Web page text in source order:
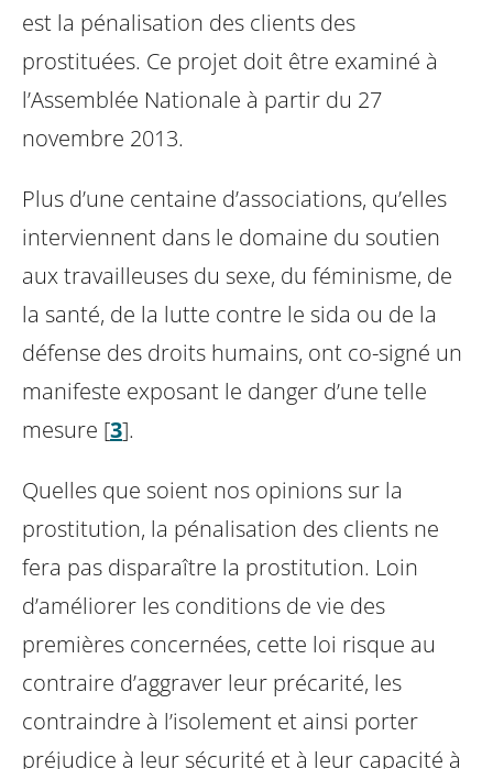
est la pénalisation des clients des
prostituées. Ce projet doit être examiné à
l’Assemblée Nationale à partir du 27
novembre 2013.
Plus d’une centaine d’associations, qu’elles
interviennent dans le domaine du soutien
aux travailleuses du sexe, du féminisme, de
la santé, de la lutte contre le sida ou de la
défense des droits humains, ont co-signé un
manifeste exposant le danger d’une telle
mesure [3].
Quelles que soient nos opinions sur la
prostitution, la pénalisation des clients ne
fera pas disparaître la prostitution. Loin
d’améliorer les conditions de vie des
premières concernées, cette loi risque au
contraire d’aggraver leur précarité, les
contraindre à l’isolement et ainsi porter
préjudice à leur sécurité et à leur capacité à